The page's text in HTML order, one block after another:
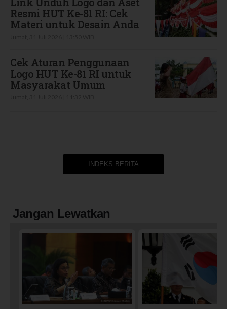
Resmi HUT Ke-81 RI: Cek
Materi untuk Desain Anda
Cek Aturan Penggunaan
Logo HUT Ke-81 RI untuk
Masyarakat Umum
INDEKS BERITA
Jangan Lewatkan